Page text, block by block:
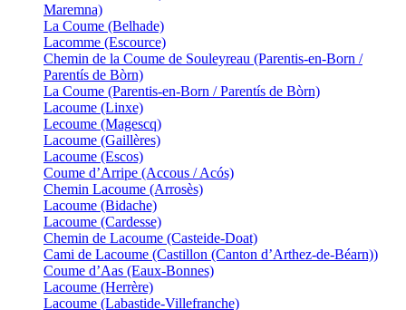
Maremna)
La Coume (Belhade)
Lacomme (Escource)
Chemin de la Coume de Souleyreau (Parentis-en-Born /
Parentís de Bòrn)
La Coume (Parentis-en-Born / Parentís de Bòrn)
Lacoume (Linxe)
Lecoume (Magescq)
Lacoume (Gaillères)
Lacoume (Escos)
Coume d’Arripe (Accous / Acós)
Chemin Lacoume (Arrosès)
Lacoume (Bidache)
Lacoume (Cardesse)
Chemin de Lacoume (Casteide-Doat)
Cami de Lacoume (Castillon (Canton d’Arthez-de-Béarn))
Coume d’Aas (Eaux-Bonnes)
Lacoume (Herrère)
Lacoume (Labastide-Villefranche)